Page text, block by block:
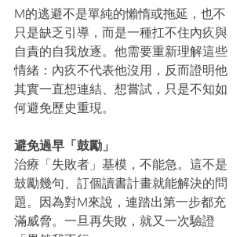
M的逃避不是單純的懶惰或拖延，也不
只是缺乏引導，而是一種扛不住內疚與
自責的自我放逐。他需要重新理解這些
情緒：內疚不代表他沒用，反而證明他
其實一直想連結、想嘗試，只是不知如
何避免歷史重現。
避免過早「鼓勵」
治療「失敗者」基模，不能急。這不是
鼓勵幾句、訂個讀書計畫就能解決的問
題。因為對M來說，連踏出第一步都充
滿威脅。一旦再失敗，就又一次驗證